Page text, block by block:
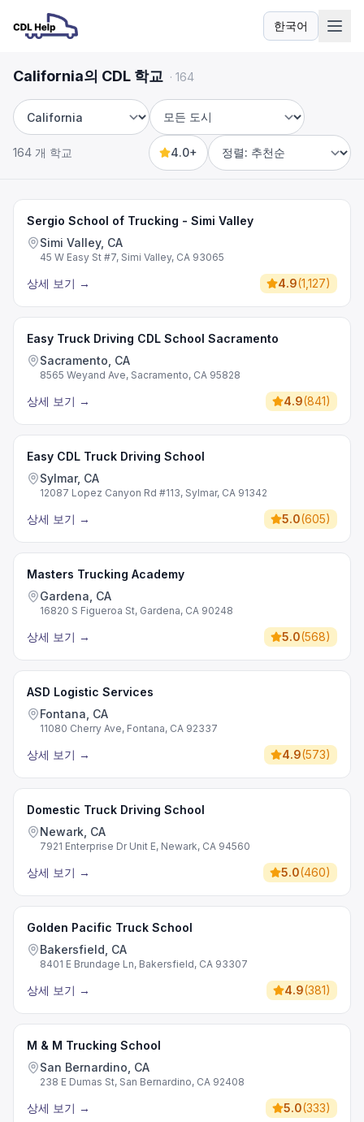
한국어
언어
California의 CDL 학교 · 164
주 도시
164 개 학교 4.0+
Sort by
Sergio School of Trucking - Simi Valley
Simi Valley, CA
45 W Easy St #7, Simi Valley, CA 93065
상세 보기 → 4.9(1,127)
Easy Truck Driving CDL School Sacramento
Sacramento, CA
8565 Weyand Ave, Sacramento, CA 95828
상세 보기 → 4.9(841)
Easy CDL Truck Driving School
Sylmar, CA
12087 Lopez Canyon Rd #113, Sylmar, CA 91342
상세 보기 → 5.0(605)
Masters Trucking Academy
Gardena, CA
16820 S Figueroa St, Gardena, CA 90248
상세 보기 → 5.0(568)
ASD Logistic Services
Fontana, CA
11080 Cherry Ave, Fontana, CA 92337
상세 보기 → 4.9(573)
Domestic Truck Driving School
Newark, CA
7921 Enterprise Dr Unit E, Newark, CA 94560
상세 보기 → 5.0(460)
Golden Pacific Truck School
Bakersfield, CA
8401 E Brundage Ln, Bakersfield, CA 93307
상세 보기 → 4.9(381)
M & M Trucking School
San Bernardino, CA
238 E Dumas St, San Bernardino, CA 92408
상세 보기 → 5.0(333)